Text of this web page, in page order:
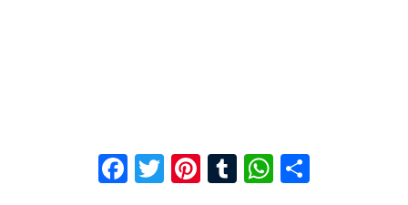
Facebook
Twitter
Pinterest
TumblrWhatsApp